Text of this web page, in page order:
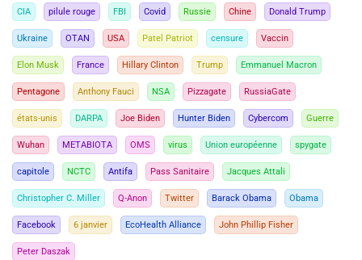
CIA pilule rouge FBI Covid Russie Chine Donald Trump
Ukraine OTAN USA Patel Patriot censure Vaccin
Elon Musk France Hillary Clinton Trump Emmanuel Macron
Pentagone Anthony Fauci NSA Pizzagate RussiaGate
états-unis DARPA Joe Biden Hunter Biden Cybercom Guerre
Wuhan METABIOTA OMS virus Union européenne spygate
capitole NCTC Antifa Pass Sanitaire Jacques Attali
Christopher C. Miller Q-Anon Twitter Barack Obama Obama
Facebook 6 janvier EcoHealth Alliance John Phillip Fisher
Peter Daszak